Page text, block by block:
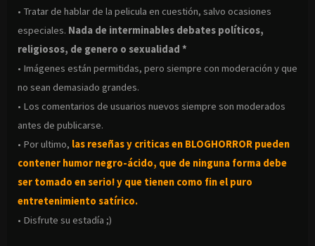
• Tratar de hablar de la pelicula en cuestión, salvo ocasiones
especiales. Nada de interminables debates políticos,
religiosos, de genero o sexualidad *
• Imágenes están permitidas, pero siempre con moderación y que
no sean demasiado grandes.
• Los comentarios de usuarios nuevos siempre son moderados
antes de publicarse.
• Por ultimo, las reseñas y criticas en BLOGHORROR pueden
contener humor negro-ácido, que de ninguna forma debe
ser tomado en serio! y que tienen como fin el puro
entretenimiento satírico.
• Disfrute su estadía ;)